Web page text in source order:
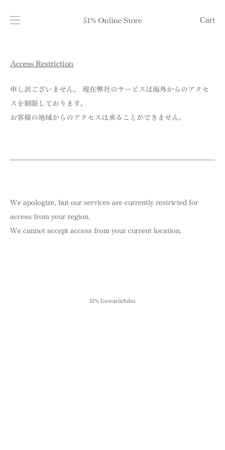
Cart
Access Restriction
申し訳ございません。 現在弊社のサービスは海外からのアクセ
スを制限しております。
お客様の地域からのアクセスは承ることができません。
We apologize, but our services are currently restricted for
access from your region.
We cannot accept access from your current location.
51% Gowariichibu